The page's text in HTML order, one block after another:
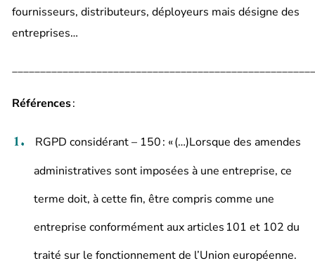
fournisseurs, distributeurs, déployeurs mais désigne des
entreprises…
Références:
RGPD considérant – 150 : « (…)Lorsque des amendes
administratives sont imposées à une entreprise, ce
terme doit, à cette fin, être compris comme une
entreprise conformément aux articles 101 et 102 du
traité sur le fonctionnement de l’Union européenne.